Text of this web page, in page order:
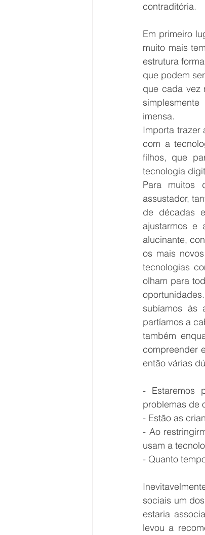
contraditória.
Em primeiro
muito mais
estrutura
que podem
que cada vez
imensa.
Importa trazer
com a
filhos, que
tecnologia
Para muitos
assustador,
de décadas
ajustarmos e
alucinante,
os mais
tecnologias
olham para
subíamos às
partíamos a
também
compreender
então várias
- Estaremos
problemas de
- Estão as
- Ao
usam a
- Quanto
sociais um
estaria
levou a